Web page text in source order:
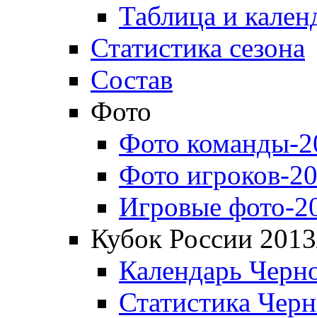
Таблица и
Статистика сезона
Состав
Фото
Фото команды-
Фото игроков-
Игровые фото-
Кубок России
Календарь
Статистика